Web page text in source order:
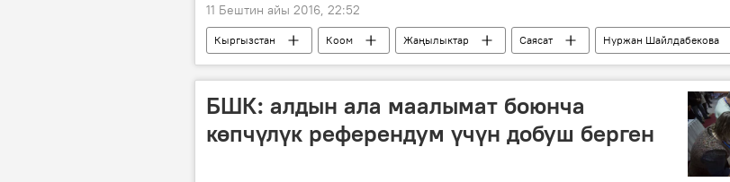
11 Бештин айы 2016, 22:52
Кыргызстан Коом Жаңылыктар Саясат
Нуржан Шайлдабекова
БШК
шайлоо Референдум жолу менен Конституцияга өзгөртүүлөрдү киргизүү
БШК: алдын ала маалымат боюнча
көпчүлүк референдум үчүн добуш берген